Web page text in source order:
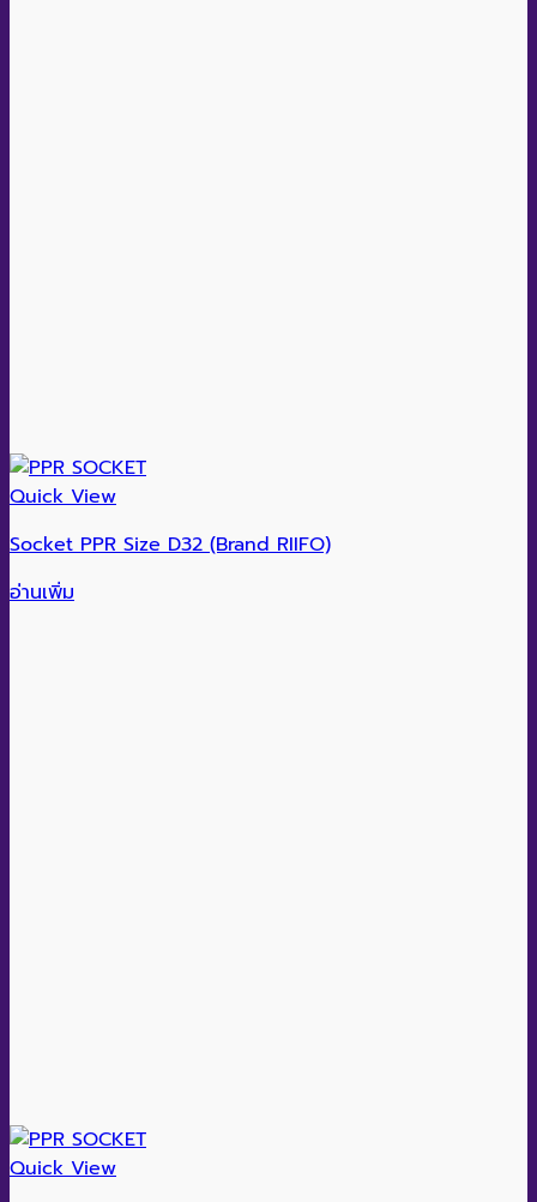
Quick View
Socket PPR Size D32 (Brand RIIFO)
อ่านเพิ่ม
Quick View